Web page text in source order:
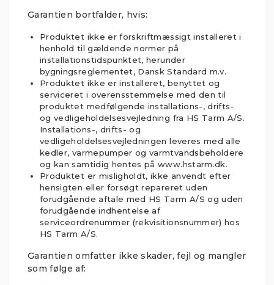
Garantien bortfalder, hvis:
Produktet ikke er forskriftmæssigt installeret i
henhold til gældende normer på
installationstidspunktet, herunder
bygningsreglementet, Dansk Standard m.v.
Produktet ikke er installeret, benyttet og
serviceret i overensstemmelse med den til
produktet medfølgende installations-, drifts-
og vedligeholdelsesvejledning fra HS Tarm A/S.
Installations-, drifts- og
vedligeholdelsesvejledningen leveres med alle
kedler, varmepumper og varmtvandsbeholdere
og kan samtidig hentes på www.hstarm.dk.
Produktet er misligholdt, ikke anvendt efter
hensigten eller forsøgt repareret uden
forudgående aftale med HS Tarm A/S og uden
forudgående indhentelse af
serviceordrenummer (rekvisitionsnummer) hos
HS Tarm A/S.
Garantien omfatter ikke skader, fejl og mangler
som følge af: